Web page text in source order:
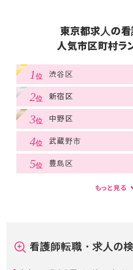
東京都求人の
人気市区町村ラ
渋谷区
新宿区
中野区
武蔵野市
豊島区
もっと見る
看護師転職・求人の